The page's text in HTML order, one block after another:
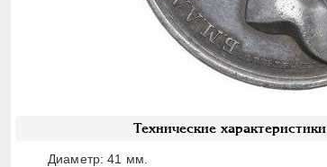
Технические характеристики
Диаметр: 41 мм.